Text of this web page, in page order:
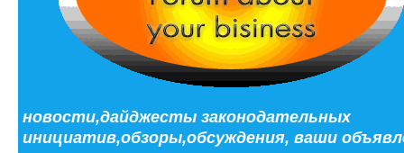
новости,дайджесты законодательных
инициатив,обзоры,обсуждения, ваши